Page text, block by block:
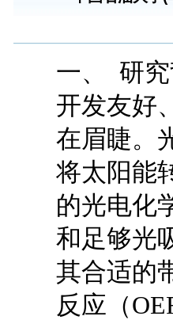
一、 研究
开发友好
在眉睫。
将太阳能
的光电化
和足够光
其合适的
反应（